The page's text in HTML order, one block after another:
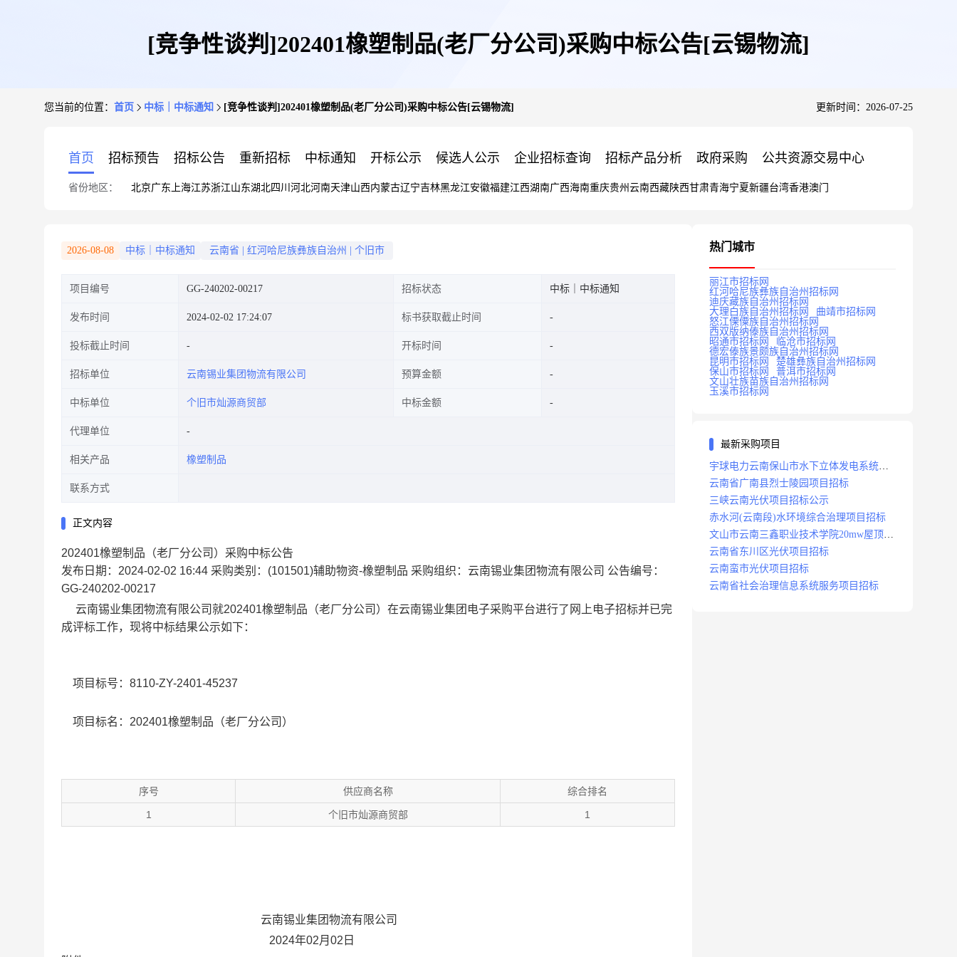
[竞争性谈判]202401橡塑制品(老厂分公司)采购中标公告[云锡物流]
您当前的位置： 首页 中标｜中标通知 [竞争性谈判]202401橡塑制品(老厂分公司)采购中标公告[云锡物流] 更新时间：2026-07-25
首页 招标预告 招标公告 重新招标 中标通知 开标公示 候选人公示 企业招标查询 招标产品分析 政府采购 公共资源交易中心
省份地区： 北京广东 上海江苏浙江山东湖北四川 河北河南天津山西内蒙古辽宁吉林黑龙江安徽福建江西湖南广西海南重庆贵州 云南西藏陕西甘肃青海宁夏新疆台湾香港澳门
2026-08-08 中标｜中标通知 云南省 红河哈尼族彝族自治州 个旧市
项目编号 GG-240202-00217 招标状态 中标｜中标通知
发布时间 2024-02-02 17:24:07 标书获取截止时间
投标截止时间 开标时间
招标单位 云南锡业集团物流有限公司 预算金额
中标单位 个旧市灿源商贸部 中标金额
代理单位
相关产品 橡塑制品
联系方式
正文内容
202401橡塑制品（老厂分公司）采购中标公告
发布日期：2024-02-02 16:44 采购类别：(101501)辅助物资-橡塑制品 采购组织：云南锡业集团物流有限公司 公告编号：
GG-240202-00217
云南锡业集团物流有限公司就202401橡塑制品（老厂分公司）在云南锡业集团电子采购平台进行了网上电子招标并已完
成评标工作，现将中标结果公示如下：
项目标号：8110-ZY-2401-45237
项目标名：202401橡塑制品（老厂分公司）
序号 供应商名称 综合排名
1 个旧市灿源商贸部 1
云南锡业集团物流有限公司
2024年02月02日
热门城市
丽江市招标网
红河哈尼族彝族自治州招标网
迪庆藏族自治州招标网
大理白族自治州招标网
曲靖市招标网
怒江傈僳族自治州招标网
西双版纳傣族自治州招标网
昭通市招标网
临沧市招标网
德宏傣族景颇族自治州招标网
昆明市招标网
楚雄彝族自治州招标网
保山市招标网
普洱市招标网
文山壮族苗族自治州招标网
玉溪市招标网
最新采购项目
宇球电力云南保山市水下立体发电系统项
目招标
云南省广南县烈士陵园项目招标
三峡云南光伏项目招标公示
赤水河(云南段)水环境综合治理项目招标
文山市云南三鑫职业技术学院20mw屋顶分
布式光伏设计施工总承包(epc)项目招标
云南省东川区光伏项目招标
云南蛮市光伏项目招标
云南省社会治理信息系统服务项目招标